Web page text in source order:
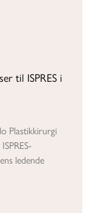
til ISPRES i
Plastikkirurgi
ledende